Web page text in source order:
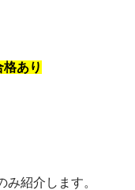
あり
紹介します。